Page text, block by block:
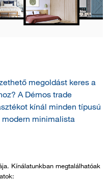
megoldást keres a
A Démos trade
kínál minden típusú
minimalista
Kínálatunkban megtalálhatóak